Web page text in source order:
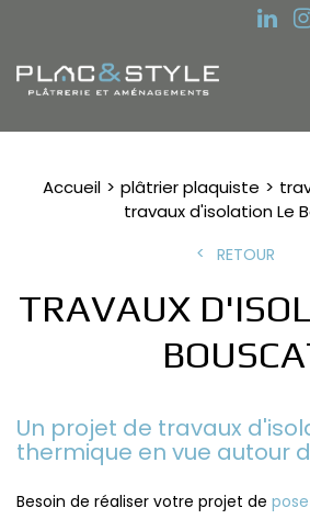
Accueil plâtrier plaquiste
travaux d'isolation Le
RETOUR
TRAVAUX
Un projet de travaux
thermique en vue autour
Besoin de réaliser votre projet de